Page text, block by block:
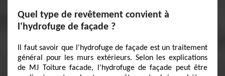
Quel type de revêtement convient à
l'hydrofuge de façade ?
Il faut savoir que l'hydrofuge de façade est un traitement
général pour les murs extérieurs. Selon les explications
de MJ Toiture facade, l'hydrofuge de façade peut être